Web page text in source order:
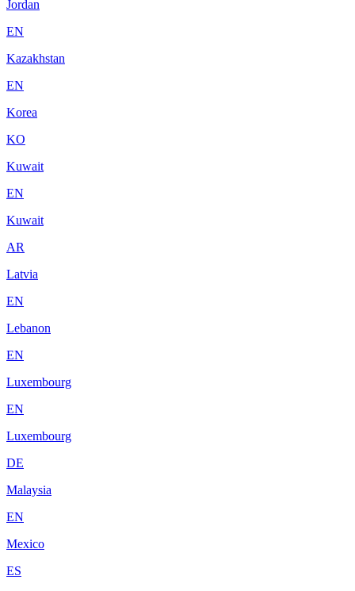
Jordan
EN
Kazakhstan
EN
Korea
KO
Kuwait
EN
Kuwait
AR
Latvia
EN
Lebanon
EN
Luxembourg
EN
Luxembourg
DE
Malaysia
EN
Mexico
ES